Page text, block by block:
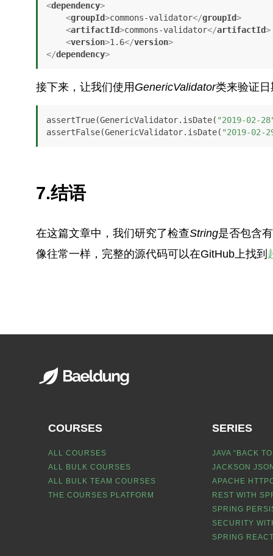
<dependency>
<groupId>commons-validator</groupId>
<artifactId>commons-validator</artifactId>
<version>1.6</version>
</dependency>
接下来，让我们使用 GenericValidator类来验证日
assertTrue(GenericValidator.isDate( "2019-02-
assertFalse(GenericValidator.isDate( "2019-02-
7.结语
在这篇文章中，我们研究了检查String是否包含
像往常一样，完整的源代码可以在GitHub上找到
COURSES
ALL COURSES
ALL BULK COURSES
ALL BULK TEAM COURSES
THE COURSES PLATFORM
SERIES
JAVA “BACK
JACKSON
APACHE
REST WITH
SPRING
SECURITY
SPRING